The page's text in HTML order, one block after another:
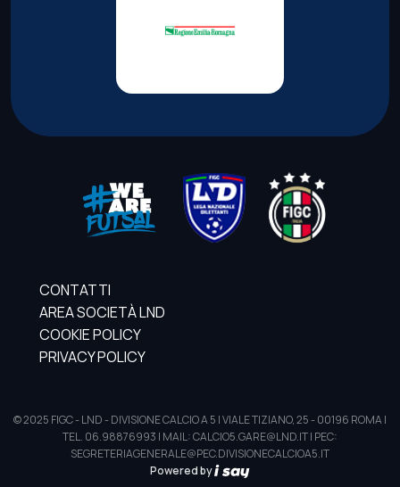
CONTATTI
AREA SOCIETÀ LND
COOKIE POLICY
PRIVACY POLICY
© 2025 FIGC - LND - DIVISIONE CALCIO A 5 | VIALE TIZIANO, 25 - 00196 ROMA |
TEL. 06.98876993 | MAIL: CALCIO5.GARE@LND.IT | PEC:
SEGRETERIAGENERALE@PEC.DIVISIONECALCIOA5.IT
Powered by